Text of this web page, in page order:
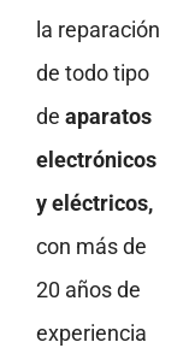
la reparación
de todo tipo
de aparatos
electrónicos
y eléctricos,
con más de
20 años de
experiencia